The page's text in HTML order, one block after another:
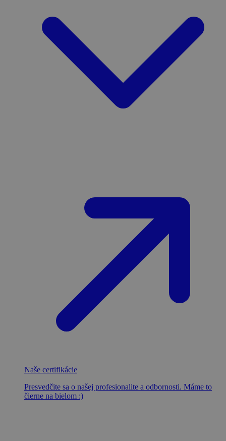
Naše certifikácie
Presvedčite sa o našej profesionalite a odbornosti. Máme to
čierne na bielom :)